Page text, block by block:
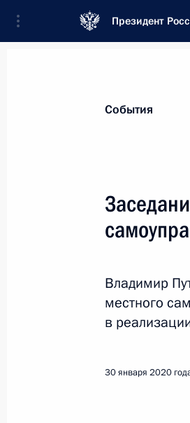
Президент
Новости
Все комиссии
События
Владимир
местного
в
30 января 2020